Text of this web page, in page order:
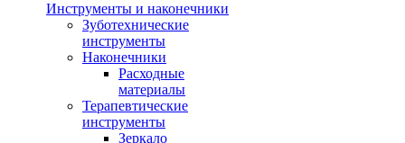
Инструменты и наконечники
Зуботехнические
инструменты
Наконечники
Расходные
материалы
Терапевтические
инструменты
Зеркало